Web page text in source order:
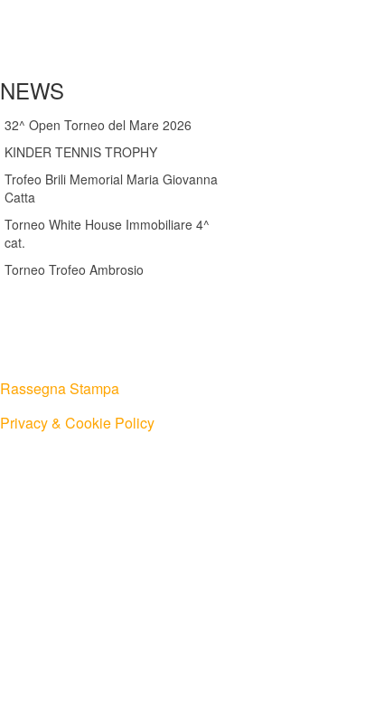
NEWS
32^ Open Torneo del Mare 2026
KINDER TENNIS TROPHY
Trofeo Brili Memorial Maria Giovanna
Catta
Torneo White House Immobiliare 4^
cat.
Torneo Trofeo Ambrosio
Rassegna Stampa
Privacy & Cookie Policy